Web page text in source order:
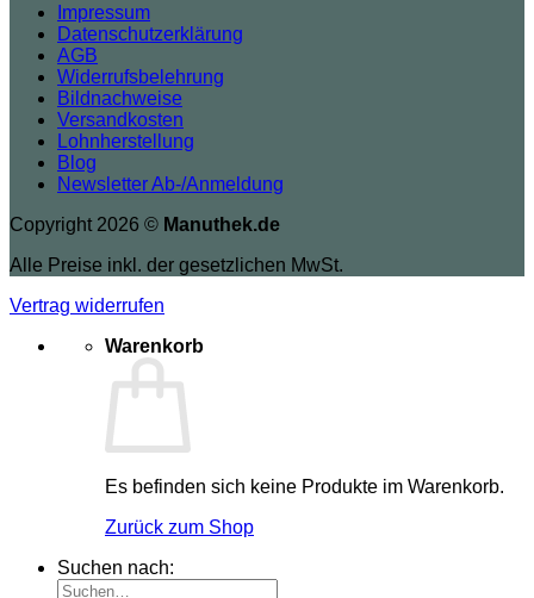
Impressum
Datenschutzerklärung
AGB
Widerrufsbelehrung
Bildnachweise
Versandkosten
Lohnherstellung
Blog
Newsletter Ab-/Anmeldung
Copyright 2026 © Manuthek.de
Alle Preise inkl. der gesetzlichen MwSt.
Vertrag widerrufen
Warenkorb
Es befinden sich keine Produkte im Warenkorb.
Zurück zum Shop
Suchen nach: